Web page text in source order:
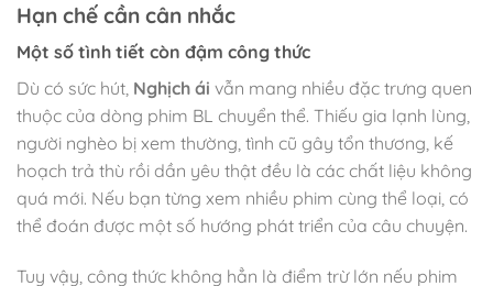
Hạn chế cần cân nhắc
Một số tình tiết còn đậm công thức
Dù có sức hút, Nghịch ái vẫn mang nhiều đặc trưng quen
thuộc của dòng phim BL chuyển thể. Thiếu gia lạnh lùng,
người nghèo bị xem thường, tình cũ gây tổn thương, kế
hoạch trả thù rồi dần yêu thật đều là các chất liệu không
quá mới. Nếu bạn từng xem nhiều phim cùng thể loại, có
thể đoán được một số hướng phát triển của câu chuyện.
Tuy vậy, công thức không hẳn là điểm trừ lớn nếu phim